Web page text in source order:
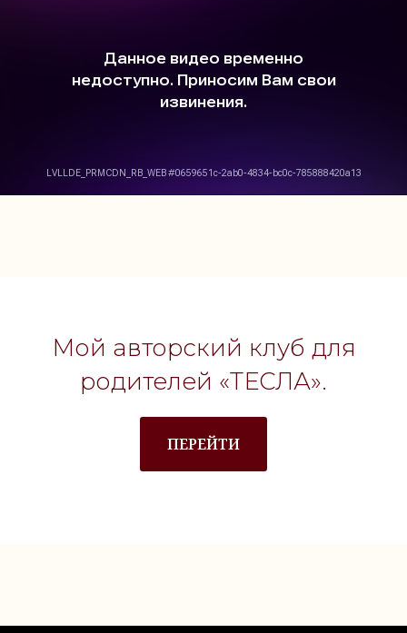
Мой авторский клуб для
родителей «ТЕСЛА».
ПЕРЕЙТИ